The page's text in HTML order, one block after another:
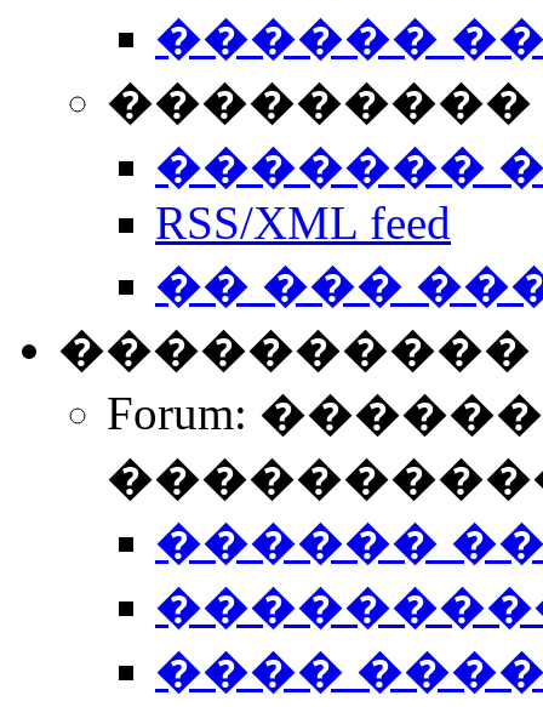
������
���������
�������
RSS/XML feed
�� ���
����������
Forum:
������
����